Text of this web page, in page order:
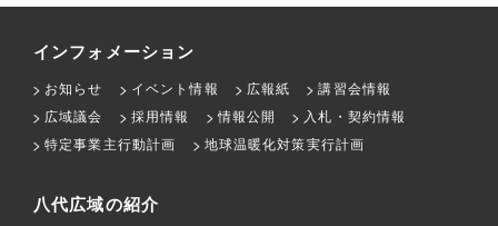
インフォメーション
お知らせ イベント情報 広報紙
講習会情報
広域議会
採用情報 情報公開
入札・契約情報
特定事業主行動計画
地球温暖化対策実行計画
八代広域の紹介